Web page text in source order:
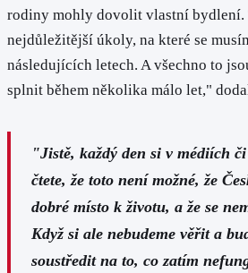
rodiny mohly dovolit vlastní bydlení.
nejdůležitější úkoly, na které se
následujících letech. A všechno to
splnit během několika málo let,"
"Jistě, každý den si v médiích
čtete, že toto není možné, že
dobré místo k životu, a že se
Když si ale nebudeme věřit a
soustředit na to, co zatím